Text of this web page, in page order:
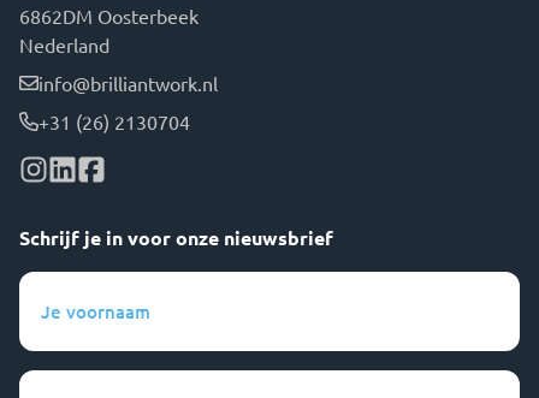
6862DM Oosterbeek
Nederland
info@brilliantwork.nl
+31 (26) 2130704
Schrijf je in voor onze nieuwsbrief
Je
voornaam
(Vereist)
Je